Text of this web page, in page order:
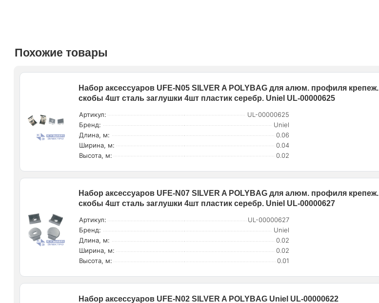
Похожие товары
Набор аксессуаров UFE-N05 SILVER A POLYBAG для алюм. профиля крепеж.
скобы 4шт сталь заглушки 4шт пластик серебр. Uniel UL-00000625
Артикул:
UL-00000625
Бренд:
Uniel
Длина, м:
0.06
Ширина, м:
0.04
Высота, м:
0.02
Набор аксессуаров UFE-N07 SILVER A POLYBAG для алюм. профиля крепеж.
скобы 4шт сталь заглушки 4шт пластик серебр. Uniel UL-00000627
Артикул:
UL-00000627
Бренд:
Uniel
Длина, м:
0.02
Ширина, м:
0.02
Высота, м:
0.01
Набор аксессуаров UFE-N02 SILVER A POLYBAG Uniel UL-00000622